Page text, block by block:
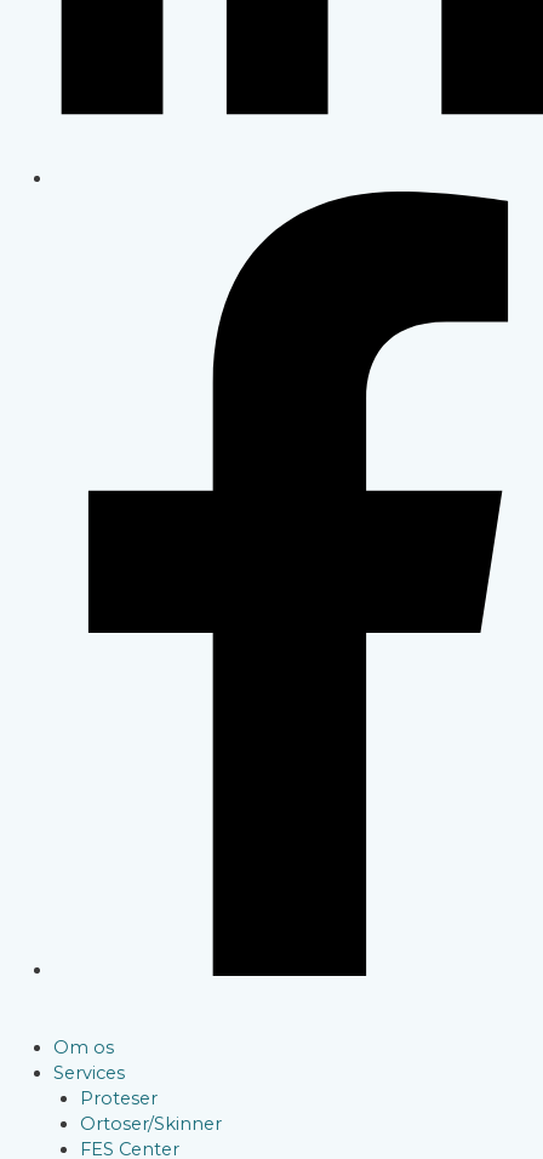
Om os
Services
Proteser
Ortoser/Skinner
FES Center